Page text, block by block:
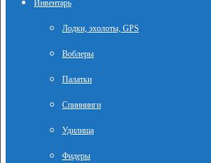
Инвентарь
Лодки, эхолоты, GPS
Воблеры
Палатки
Спиннинги
Удилища
Фидеры